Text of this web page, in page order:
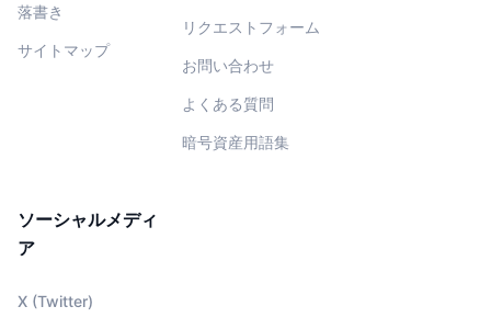
落書き
サイトマップ
リクエストフォーム
お問い合わせ
よくある質問
暗号資産用語集
ソーシャルメディ
ア
X (Twitter)